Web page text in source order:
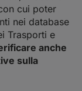
cui poter
nei database
Trasporti e
anche
sulla